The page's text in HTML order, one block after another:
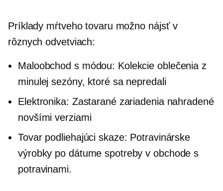
Príklady mŕtveho tovaru možno nájsť v
rôznych odvetviach:
Maloobchod s módou: Kolekcie oblečenia z
minulej sezóny, ktoré sa nepredali
Elektronika: Zastarané zariadenia nahradené
novšími verziami
Tovar podliehajúci skaze: Potravinárske
výrobky po dátume spotreby v obchode s
potravinami.